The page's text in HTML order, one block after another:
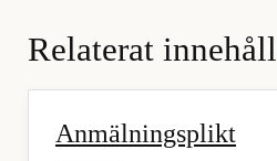
Relaterat innehåll
Anmälningsplikt